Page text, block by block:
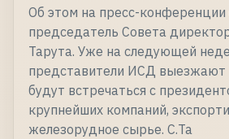
Об этом на пресс-
председатель Совета
Тарута. Уже на следующей
представители ИСД выезжают
будут встречаться с
крупнейших компаний,
железорудное сырье. С.Та